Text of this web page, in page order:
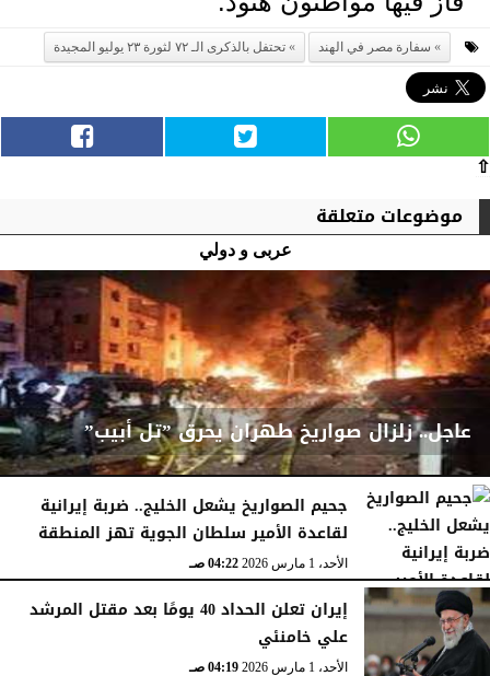
سفارة مصر في الهند تحتفل بالذكرى الـ ٧٢ لثورة ٢٣ يوليو المجيدة
⇧
موضوعات متعلقة
عربى و دولي
عاجل.. زلزال صواريخ طهران يحرق ”تل أبيب”
الأحد، 1 مارس 2026
جحيم الصواريخ يشعل الخليج.. ضربة إيرانية
لقاعدة الأمير سلطان الجوية تهز المنطقة
الأحد، 1 مارس 2026 04:22 صـ
إيران تعلن الحداد 40 يومًا بعد مقتل المرشد
علي خامنئي
الأحد، 1 مارس 2026 04:19 صـ